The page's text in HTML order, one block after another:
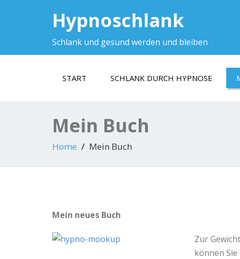
Hypnoschlank
Schlank und gesund werden und bleiben
START SCHLANK DURCH HYPNOSE
Mein Buch
Home Mein Buch
Mein neues Buch
Zur
können